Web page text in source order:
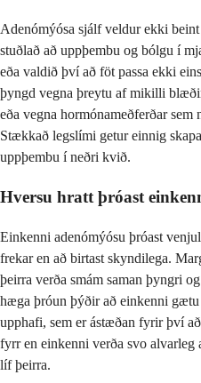
Adenómýósa sjálf veldur ekki
stuðlað að uppþembu og bólgu í
eða valdið því að föt passa ekki
þyngd vegna þreytu af mikilli
eða vegna hormónameðferðar
Stækkað legslími getur einnig
uppþembu í neðri kvið.
Hversu hratt þróast
Einkenni adenómýósu þróast
frekar en að birtast skyndilega.
þeirra verða smám saman þyngri
hæga þróun þýðir að einkenni
upphafi, sem er ástæðan fyrir því
fyrr en einkenni verða svo alvarleg
líf þeirra.